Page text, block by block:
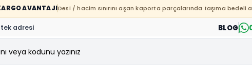
AVANTAJIDesi / hacim sınırını aşan kaporta parçalarında taşıma bedeli
adresi BLOG